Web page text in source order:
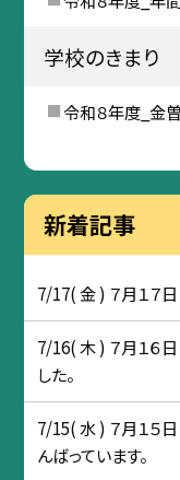
学校のきまり
令和８年度_金
新着記事
7/17( 金 ) ７月１７
7/16( 木 ) ７月１６
した。
7/15( 水 ) ７月１５
んばっています。